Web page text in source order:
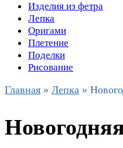
Изделия из фетра
Лепка
Оригами
Плетение
Поделки
Рисование
Главная » Лепка »